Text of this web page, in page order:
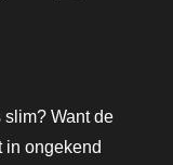
slim? Want de
in ongekend